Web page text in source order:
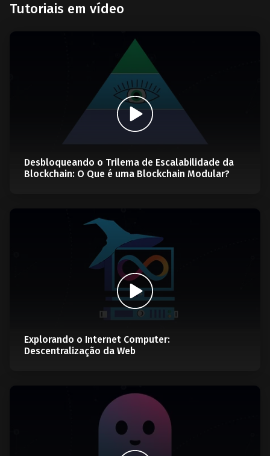
Tutoriais em vídeo
Desbloqueando o Trilema de Escalabilidade da
Blockchain: O Que é uma Blockchain Modular?
Explorando o Internet Computer:
Descentralização da Web